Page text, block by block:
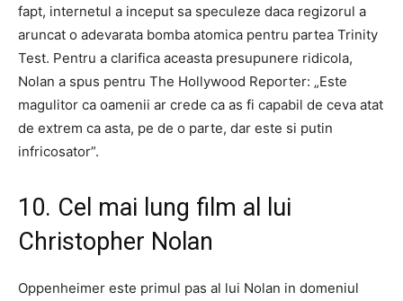
fapt, internetul a inceput sa speculeze daca regizorul a
aruncat o adevarata bomba atomica pentru partea Trinity
Test. Pentru a clarifica aceasta presupunere ridicola,
Nolan a spus pentru The Hollywood Reporter: „Este
magulitor ca oamenii ar crede ca as fi capabil de ceva atat
de extrem ca asta, pe de o parte, dar este si putin
infricosator”.
10. Cel mai lung film al lui
Christopher Nolan
Oppenheimer este primul pas al lui Nolan in domeniul